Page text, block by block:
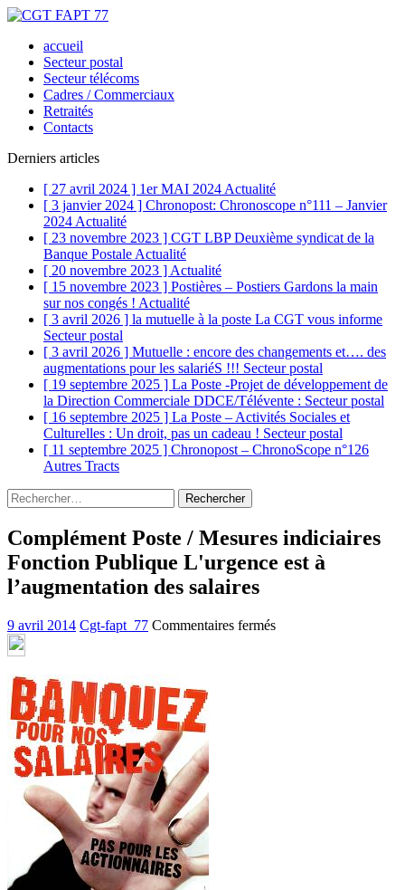
accueil
Secteur postal
Secteur télécoms
Cadres / Commerciaux
Retraités
Contacts
Derniers articles
[ 27 avril 2024 ] 1er MAI 2024 Actualité
[ 3 janvier 2024 ] Chronopost: Chronoscope n°111 – Janvier
2024 Actualité
[ 23 novembre 2023 ] CGT LBP Deuxième syndicat de la
Banque Postale Actualité
[ 20 novembre 2023 ] Actualité
[ 15 novembre 2023 ] Postières – Postiers Gardons la main
sur nos congés ! Actualité
[ 3 avril 2026 ] la mutuelle à la poste La CGT vous informe
Secteur postal
[ 3 avril 2026 ] Mutuelle : encore des changements et…. des
augmentations pour les salariéS !!! Secteur postal
[ 19 septembre 2025 ] La Poste -Projet de développement de
la Direction Commerciale DDCE/Télévente : Secteur postal
[ 16 septembre 2025 ] La Poste – Activités Sociales et
Culturelles : Un droit, pas un cadeau ! Secteur postal
[ 11 septembre 2025 ] Chronopost – ChronoScope n°126
Autres Tracts
Rechercher :
Complément Poste / Mesures indiciaires
Fonction Publique L'urgence est à
l’augmentation des salaires
9 avril 2014 Cgt-fapt_77 Commentaires ferméssur